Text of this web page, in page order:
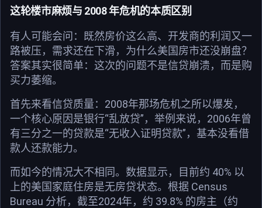
这轮楼市麻烦与 2008 年危机的本质区别
有人可能会问：既然房价这么高、开发商的利润又一
路被压，需求还在下滑，为什么美国房市还没崩盘？
答案其实很简单：这次的问题不是信贷崩溃，而是购
买力萎缩。
首先来看信贷质量：2008年那场危机之所以爆发，
一个核心原因是银行“乱放贷”，举例来说，2006年曾
有三分之一的贷款是“无收入证明贷款”，基本没看借
款人还款能力。
而如今的情况大不相同。数据显示，目前约 40% 以
上的美国家庭住房是无房贷状态。根据 Census
Bureau 分析，截至2024年，约 39.8% 的房主（约